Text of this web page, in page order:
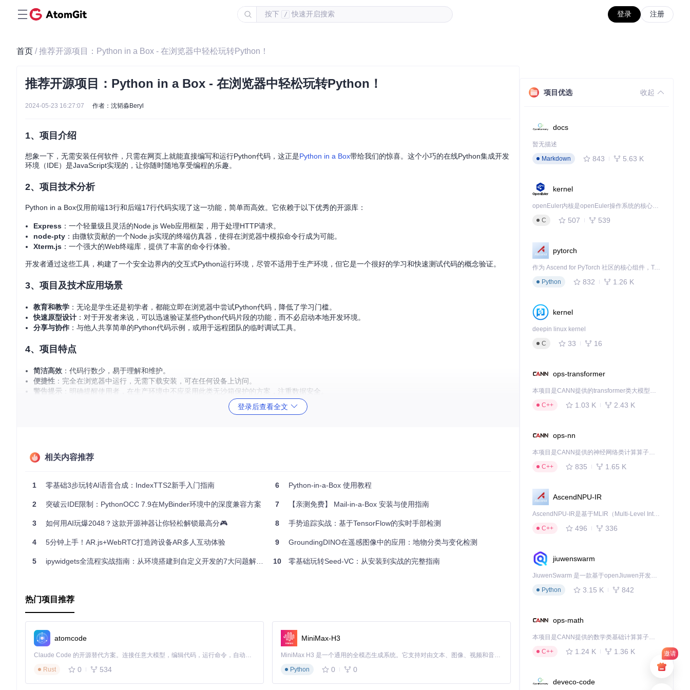
按下 / 快速开启搜索 登录 注册
邀请
首页 / 推荐开源项目：Python in a Box - 在浏览器中轻松玩转Python！
推荐开源项目：Python in a Box - 在浏览器中轻松玩转Python！
2024-05-23 16:27:07 作者：沈韬淼Beryl
1、项目介绍
想象一下，无需安装任何软件，只需在网页上就能直接编写和运行Python代码，这正是Python in a Box带给我们的惊喜。这个小巧的在线Python集成开发
环境（IDE）是JavaScript实现的，让你随时随地享受编程的乐趣。
2、项目技术分析
Python in a Box仅用前端13行和后端17行代码实现了这一功能，简单而高效。它依赖于以下优秀的开源库：
Express ：一个轻量级且灵活的Node.js Web应用框架，用于处理HTTP请求。
node-pty ：由微软贡献的一个Node.js实现的终端仿真器，使得在浏览器中模拟命令行成为可能。
Xterm.js ：一个强大的Web终端库，提供了丰富的命令行体验。
开发者通过这些工具，构建了一个安全边界内的交互式Python运行环境，尽管不适用于生产环境，但它是一个很好的学习和快速测试代码的概念验证。
3、项目及技术应用场景
教育和教学 ：无论是学生还是初学者，都能立即在浏览器中尝试Python代码，降低了学习门槛。
快速原型设计 ：对于开发者来说，可以迅速验证某些Python代码片段的功能，而不必启动本地开发环境。
分享与协作 ：与他人共享简单的Python代码示例，或用于远程团队的临时调试工具。
4、项目特点
简洁高效 ：代码行数少，易于理解和维护。
便捷性 ：完全在浏览器中运行，无需下载安装，可在任何设备上访问。
警告提示 ：明确提醒使用者，在生产环境中不应采用此类无沙箱保护的方案，注重数据安全。
：基于开放源码项目构建，可自由查看和贡献代码，还有其他类似服务如
登录后查看全文
相关内容推荐
1 零基础3步玩转AI语音合成：IndexTTS2新手入门指南
2 突破云IDE限制：PythonOCC 7.9在MyBinder环境中的深度兼容方案
3 如何用AI玩爆2048？这款开源神器让你轻松解锁最高分🎮
4 5分钟上手！AR.js+WebRTC打造跨设备AR多人互动体验
5 ipywidgets全流程实战指南：从环境搭建到自定义开发的7大问题解决方案
6 Python-in-a-Box 使用教程
7 【亲测免费】 Mail-in-a-Box 安装与使用指南
8 手势追踪实战：基于TensorFlow的实时手部检测
9 GroundingDINO在遥感图像中的应用：地物分类与变化检测
10 零基础玩转Seed-VC：从安装到实战的完整指南
热门项目推荐
atomcode
Claude Code 的开源替代方案。连接任意大模型，编辑代码，运行命令，自动验证 — 全自动执行。用 Rust 构建，极致性能。 ｜ An open-source alternative to Claude Code. Connect any LLM, edit code, run commands, and verify changes — autonomously. Built in Rust for speed. Get Started
Rust
0 534
MiniMax-H3
MiniMax H3 是一个通用的全模态生成系统。它支持对由文本、图像、视频和音频组成的多模态上下文进行统一理解，并能生成分辨率高达 2K、时长可达 15 秒的带原生立体声音频的视频。得益于面向任务泛化的系统设计，H3 在预训练阶段就已具备广泛的多模态上下文理解与生成能力，能够出色地执行复杂的多模态指令。
Python
0 0
项目优选 收起
docs
暂无描述
Markdown
843 5.63 K
kernel
openEuler内核是openEuler操作系统的核心，既是系统性能与稳定性的基石，也是连接处理器、设备与服务的桥梁。
C
507 539
pytorch
作为 Ascend for PyTorch 社区的核心组件，TorchNPU 是昇腾专为 PyTorch 打造的深度学习适配插件，使 PyTorch 框架能够直接调用昇腾 NPU，为开发者提供昇腾 AI 处理器的超强算力。
Python
832 1.26 K
kernel
deepin linux kernel
C
33 16
ops-transformer
本项目是CANN提供的transformer类大模型算子库，实现网络在NPU上加速计算。
C++
1.03 K 2.43 K
ops-nn
本项目是CANN提供的神经网络类计算算子库，实现网络在NPU上加速计算。
C++
835 1.65 K
AscendNPU-IR
AscendNPU-IR是基于MLIR（Multi-Level Intermediate Representation）构建的，面向昇腾亲和算子编译时使用的中间表示，提供昇腾完备表达能力，通过编译优化提升昇腾AI处理器计算效率，支持通过生态框架使能昇腾AI处理器与深度调优
C++
496 336
jiuwenswarm
JiuwenSwarm 是一款基于openJiuwen开发的智能AI Agent，它能够将大语言模型的强大能力，通过你日常使用的各类通讯应用，直接延伸至你的指尖。
Python
3.15 K 842
ops-math
本项目是CANN提供的数学类基础计算算子库，实现网络在NPU上加速计算。
C++
1.24 K 1.36 K
deveco-code